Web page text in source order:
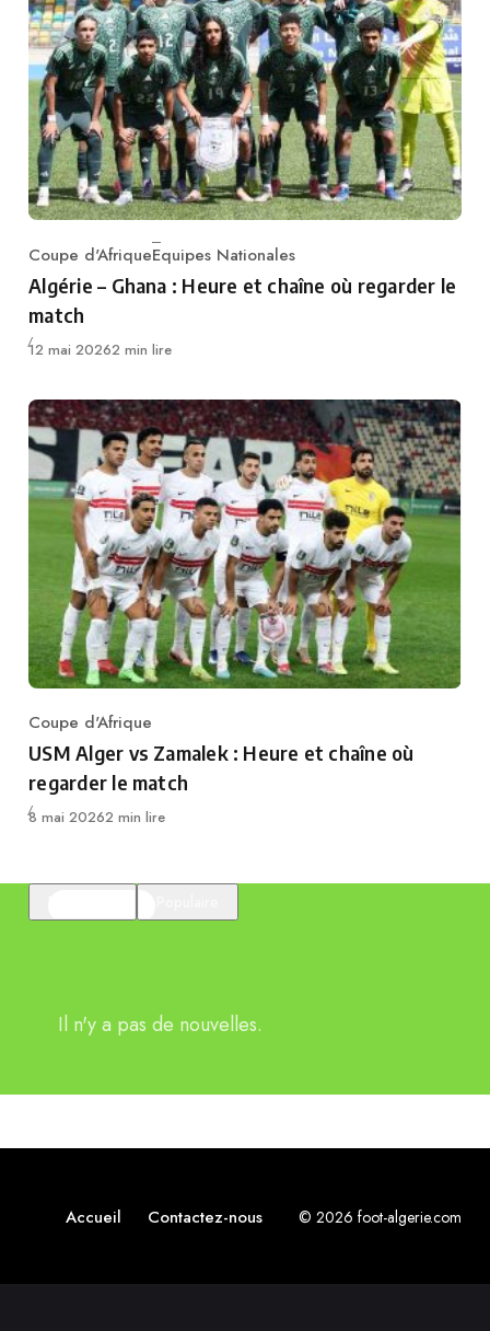
Category
Coupe d'AfriqueEquipes Nationales
Algérie – Ghana : Heure et chaîne où regarder le
match
Publié
12 mai 20262 min lire
Category
Coupe d'Afrique
USM Alger vs Zamalek : Heure et chaîne où
regarder le match
Publié
8 mai 20262 min lire
Il n'y a pas de nouvelles.
Accueil Contactez-nous © 2026 foot-algerie.com